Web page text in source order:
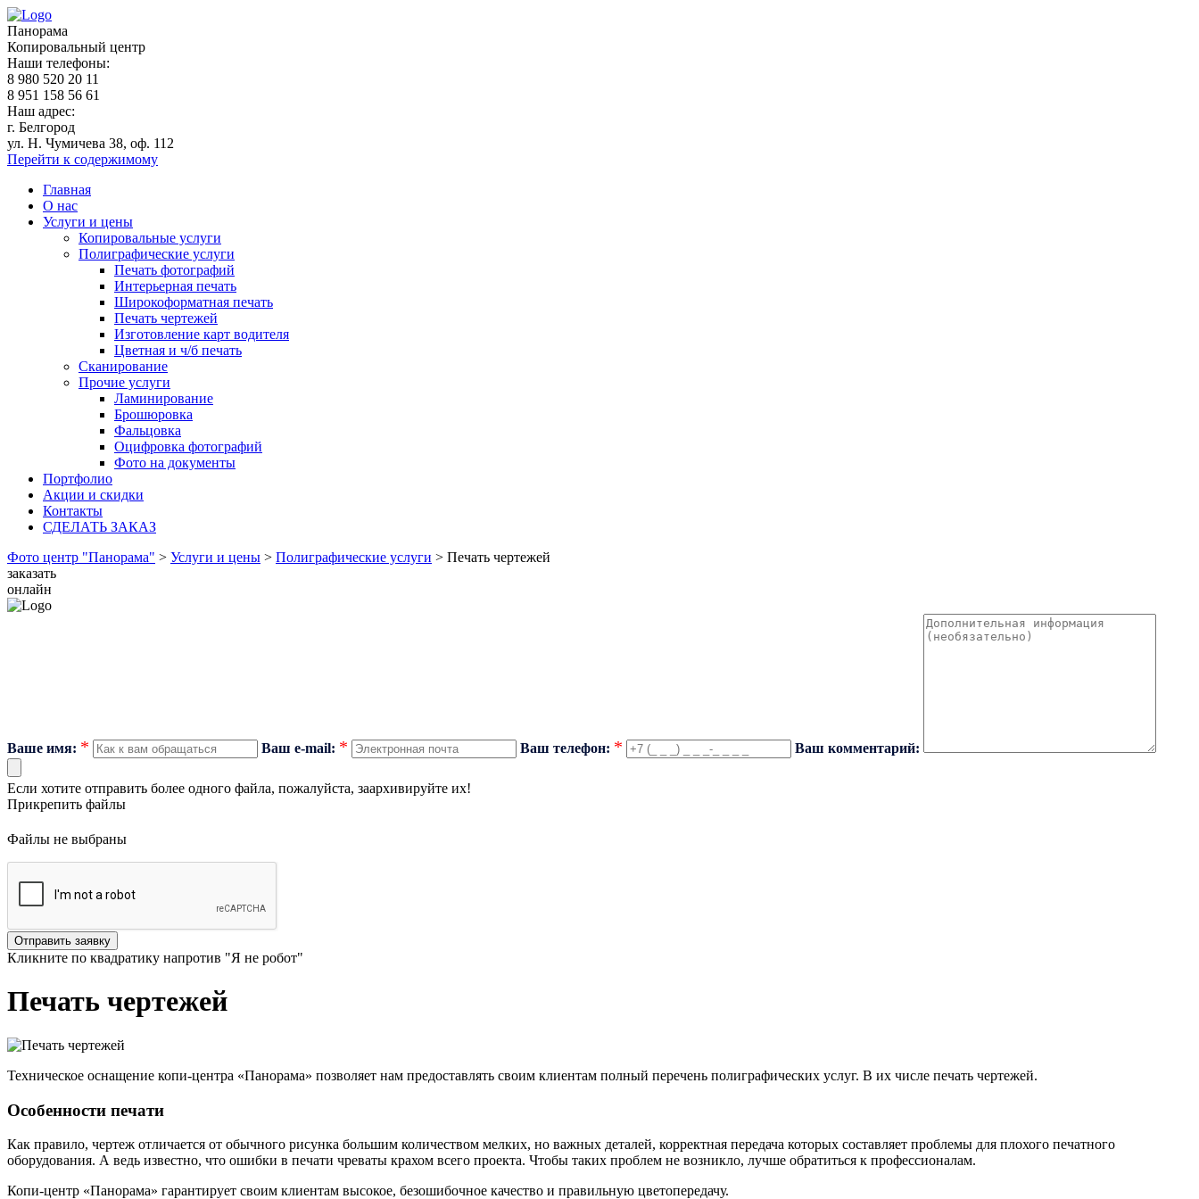
Панорама
Копировальный центр
Наши телефоны:
8 980 520 20 11
8 951 158 56 61
Наш aдрес:
г. Белгород
ул. Н. Чумичева 38, оф. 112
Перейти к содержимому
Главная
О нас
Услуги и цены
Копировальные услуги
Полиграфические услуги
Печать фотографий
Интерьерная печать
Широкоформатная печать
Печать чертежей
Изготовление карт водителя
Цветная и ч/б печать
Сканирование
Прочие услуги
Ламинирование
Брошюровка
Фальцовка
Оцифровка фотографий
Фото на документы
Портфолио
Акции и скидки
Контакты
СДЕЛАТЬ ЗАКАЗ
Фото центр "Панорама" > Услуги и цены > Полиграфические услуги > Печать чертежей
заказать
онлайн
Ваше имя: * Ваш e-mail: * Ваш телефон: * Ваш комментарий:
Если хотите отправить более одного файла, пожалуйста, заархивируйте их!
Прикрепить файлы
Файлы не выбраны
Кликните по квадратику напротив "Я не робот"
Печать чертежей
Техническое оснащение копи-центра «Панорама» позволяет нам предоставлять своим клиентам полный перечень полиграфических услуг. В их числе печать чертежей.
Особенности печати
Как правило, чертеж отличается от обычного рисунка большим количеством мелких, но важных деталей, корректная передача которых составляет проблемы для плохого печатного
оборудования. А ведь известно, что ошибки в печати чреваты крахом всего проекта. Чтобы таких проблем не возникло, лучше обратиться к профессионалам.
Копи-центр «Панорама» гарантирует своим клиентам высокое, безошибочное качество и правильную цветопередачу.